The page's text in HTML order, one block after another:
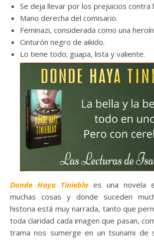
Se deja llevar por los prejuicios contra
Mano derecha del comisario.
Feminazi, considerada como una
Cinturón negro de aikido.
Lo tiene todo; guapa, lista y valiente.
Donde Haya Tiniebla es una novela
muchas cosas y donde suceden
historia está muy narrada, tanto que
toda claridad cada imagen que pasan,
trama nos sumerge en un tsunami de